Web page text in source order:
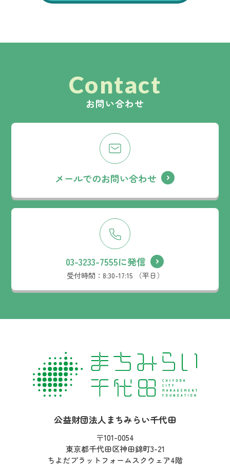
Contact
お問い合わせ
メールでのお問い合わせ
03-3233-7555に発信
受付時間： 8:30-17:15 （平日）
社名：
公益財団法人まちみらい千代田
住所：
〒101-0054
東京都千代田区神田錦町3-21
ちよだプラットフォームスクウェア4階